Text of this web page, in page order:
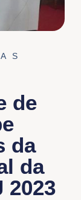
de
da
da
2023